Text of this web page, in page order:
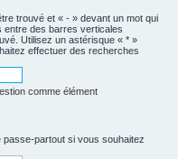
trouvé et « - » devant un mot qui
entre des barres verticales
Utilisez un astérisque « * »
effectuer des recherches
comme élément
partout si vous souhaitez